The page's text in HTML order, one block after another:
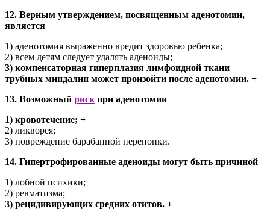
12. Верным утверждением, посвященным аденотомии,
является
1) аденотомия выраженно вредит здоровью ребенка;
2) всем детям следует удалять аденоиды;
3) компенсаторная гиперплазия лимфоидной ткани
трубных миндалин может произойти после аденотомии. +
13. Возможный риск при аденотомии
1) кровотечение; +
2) ликворея;
3) повреждение барабанной перепонки.
14. Гипертрофированные аденоиды могут быть причиной
1) лобной психики;
2) ревматизма;
3) рецидивирующих средних отитов. +